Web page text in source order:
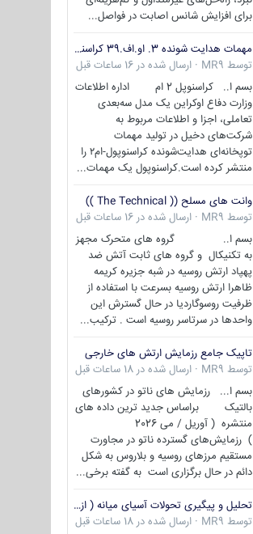
برای افزایش شانس اصابت در فواصل...
مهمات هدایت شونده 3. او.اف.39 کراسنوپل/بصیر( Krasnopol 3OF39 )
توسط MR9
· ارسال شده در 16 ساعات قبل
بسم ا.. کراسنوپل 2 ام اداره اطلاعات
وزارت دفاع اوکراین یک مدل سه‌بعدی
تعاملی، اجزا و اطلاعات مربوط به
شرکت‌های دخیل در تولید مهمات
توپخانه‌ای هدایت‌شونده کراسنوپول-ام۲ را
منتشر کرده است.کراسنوپول یک مهمات...
وانت های مسلح (( The Technical ))
توسط MR9
· ارسال شده در 16 ساعات قبل
بسم ا.. گروه های متحرک مجهز
به تکنیکال و گروه های ثابت آتش ضد
پهپاد ارتش روسیه در شبه جزیره کریمه
ظاهرا ارتش روسیه بسرعت با استفاده از
ظرفیت روسوگاردیا در حال گسترش این
واحدها در سرتاسر روسیه است . ترکیب...
تاپیک جامع رزمایش ارتش های خارجی
توسط MR9
· ارسال شده در 18 ساعات قبل
بسم ا... رزمایش های ناتو در کشورهای
بالتیک براساس جدید ترین داده های
منتشره ( آوریل / می 2026
) رزمایش‌های گسترده ناتو در مجاورت
مستقیم مرزهای روسیه و بلاروس به شکل
دائم در حال برگزاری است به گفته برخی...
تحلیل و پیگیری تحولات آسیای میانه ( ازبکستان، تاجیکستان، ترکمنستان، قزاقستان و قرقیزستان )
توسط MR9
· ارسال شده در 18 ساعات قبل